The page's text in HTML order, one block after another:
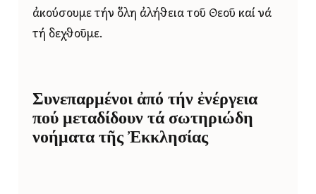
ἀκούσουμε τήν ὅλη ἀλήθεια τοῦ Θεοῦ καί νά
τή δεχθοῦμε.
Συνεπαρμένοι ἀπό τήν ἐνέργεια
πού μεταδίδουν τά σωτηριώδη
νοήματα τῆς Ἐκκλησίας